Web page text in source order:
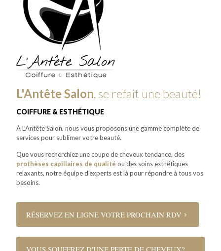
L'Antête Salon , se refait une beauté!
COIFFURE & ESTHÉTIQUE
À L'Antête Salon, nous vous proposons une gamme complète de
services pour sublimer votre beauté.
Que vous recherchiez une coupe de cheveux tendance, des
prothèses capillaires de qualité ou des soins esthétiques
relaxants, notre équipe d'experts est là pour répondre à tous vos
besoins.
RÉSERVEZ EN LIGNE VOTRE PROCHAIN RDV
VOUS SOUFFREZ D'UNE PERTE DE CHEVEUX?